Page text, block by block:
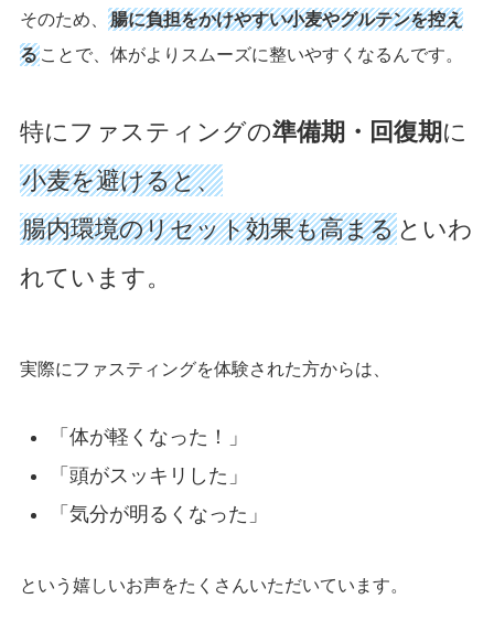
そのため、
腸に負担をかけやすい小麦やグルテンを控え
ることで、体がよりスムーズに整いやすくなるんです。
特にファスティングの準備期・回復期 に
小麦を避けると、
腸内環境のリセット効果も高まるといわ
れています。
実際にファスティングを体験された方からは、
「体が軽くなった！」
「頭がスッキリした」
「気分が明るくなった」
という嬉しいお声をたくさんいただいています。